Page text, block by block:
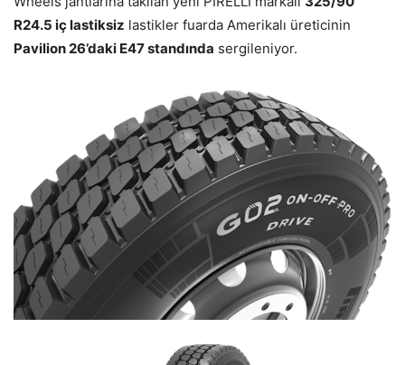
R24.5 iç lastiksiz lastikler fuarda Amerikalı üreticinin
Pavilion 26’daki E47 standında sergileniyor.